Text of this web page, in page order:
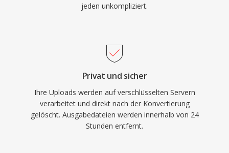
jeden unkompliziert.
Privat und sicher
Ihre Uploads werden auf verschlüsselten Servern
verarbeitet und direkt nach der Konvertierung
gelöscht. Ausgabedateien werden innerhalb von 24
Stunden entfernt.